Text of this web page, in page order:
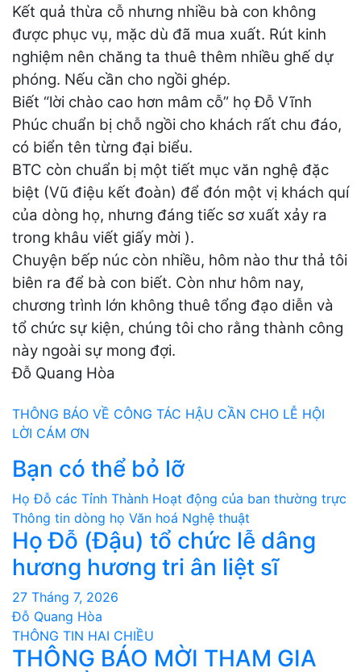
Kết quả thừa cỗ nhưng nhiều bà con không
được phục vụ, mặc dù đã mua xuất. Rút kinh
nghiệm nên chăng ta thuê thêm nhiều ghế dự
phóng. Nếu cần cho ngồi ghép.
Biết “lời chào cao hơn mâm cỗ” họ Đỗ Vĩnh
Phúc chuẩn bị chỗ ngồi cho khách rất chu đáo,
có biển tên từng đại biểu.
BTC còn chuẩn bị một tiết mục văn nghệ đặc
biệt (Vũ điệu kết đoàn) để đón một vị khách quí
của dòng họ, nhưng đáng tiếc sơ xuất xảy ra
trong khâu viết giấy mời ).
Chuyện bếp núc còn nhiều, hôm nào thư thả tôi
biên ra để bà con biết. Còn như hôm nay,
chương trình lớn không thuê tổng đạo diễn và
tổ chức sự kiện, chúng tôi cho rằng thành công
này ngoài sự mong đợi.
Đỗ Quang Hòa
Điều
hướng
bài
viết
THÔNG BÁO VỀ CÔNG TÁC HẬU CẦN CHO LỄ HỘI
LỜI CÁM ƠN
Bạn có thể bỏ lỡ
Họ Đỗ các Tỉnh Thành Hoạt động của ban thường trực
Thông tin dòng họ Văn hoá Nghệ thuật
Họ Đỗ (Đậu) tổ chức lễ dâng
hương hương tri ân liệt sĩ
27 Tháng 7, 2026
Đỗ Quang Hòa
THÔNG TIN HAI CHIỀU
THÔNG BÁO MỜI THAM GIA